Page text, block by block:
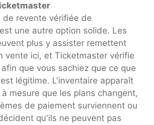
de revente vérifiée de
une autre option solide. Les
plus y assister remettent
vente ici, et Ticketmaster vérifie
que vous sachiez que ce que
légitime. L'inventaire apparaît
mesure que les plans changent,
de paiement surviennent ou
qu'ils ne peuvent pas